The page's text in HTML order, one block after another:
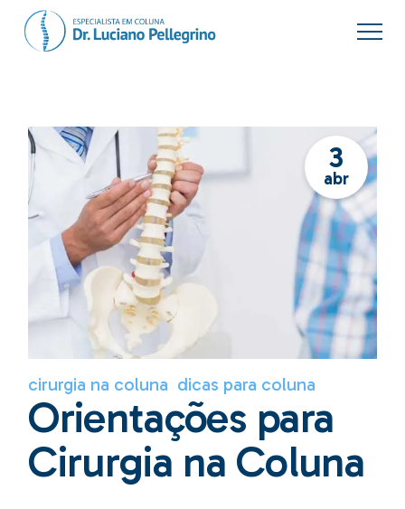
3
abr
cirurgia na coluna dicas para coluna
Orientações para
Cirurgia na Coluna